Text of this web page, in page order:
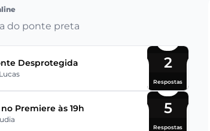
do ponte preta
Desprotegida 2
Respostas
Premiere às 19h 5
Respostas